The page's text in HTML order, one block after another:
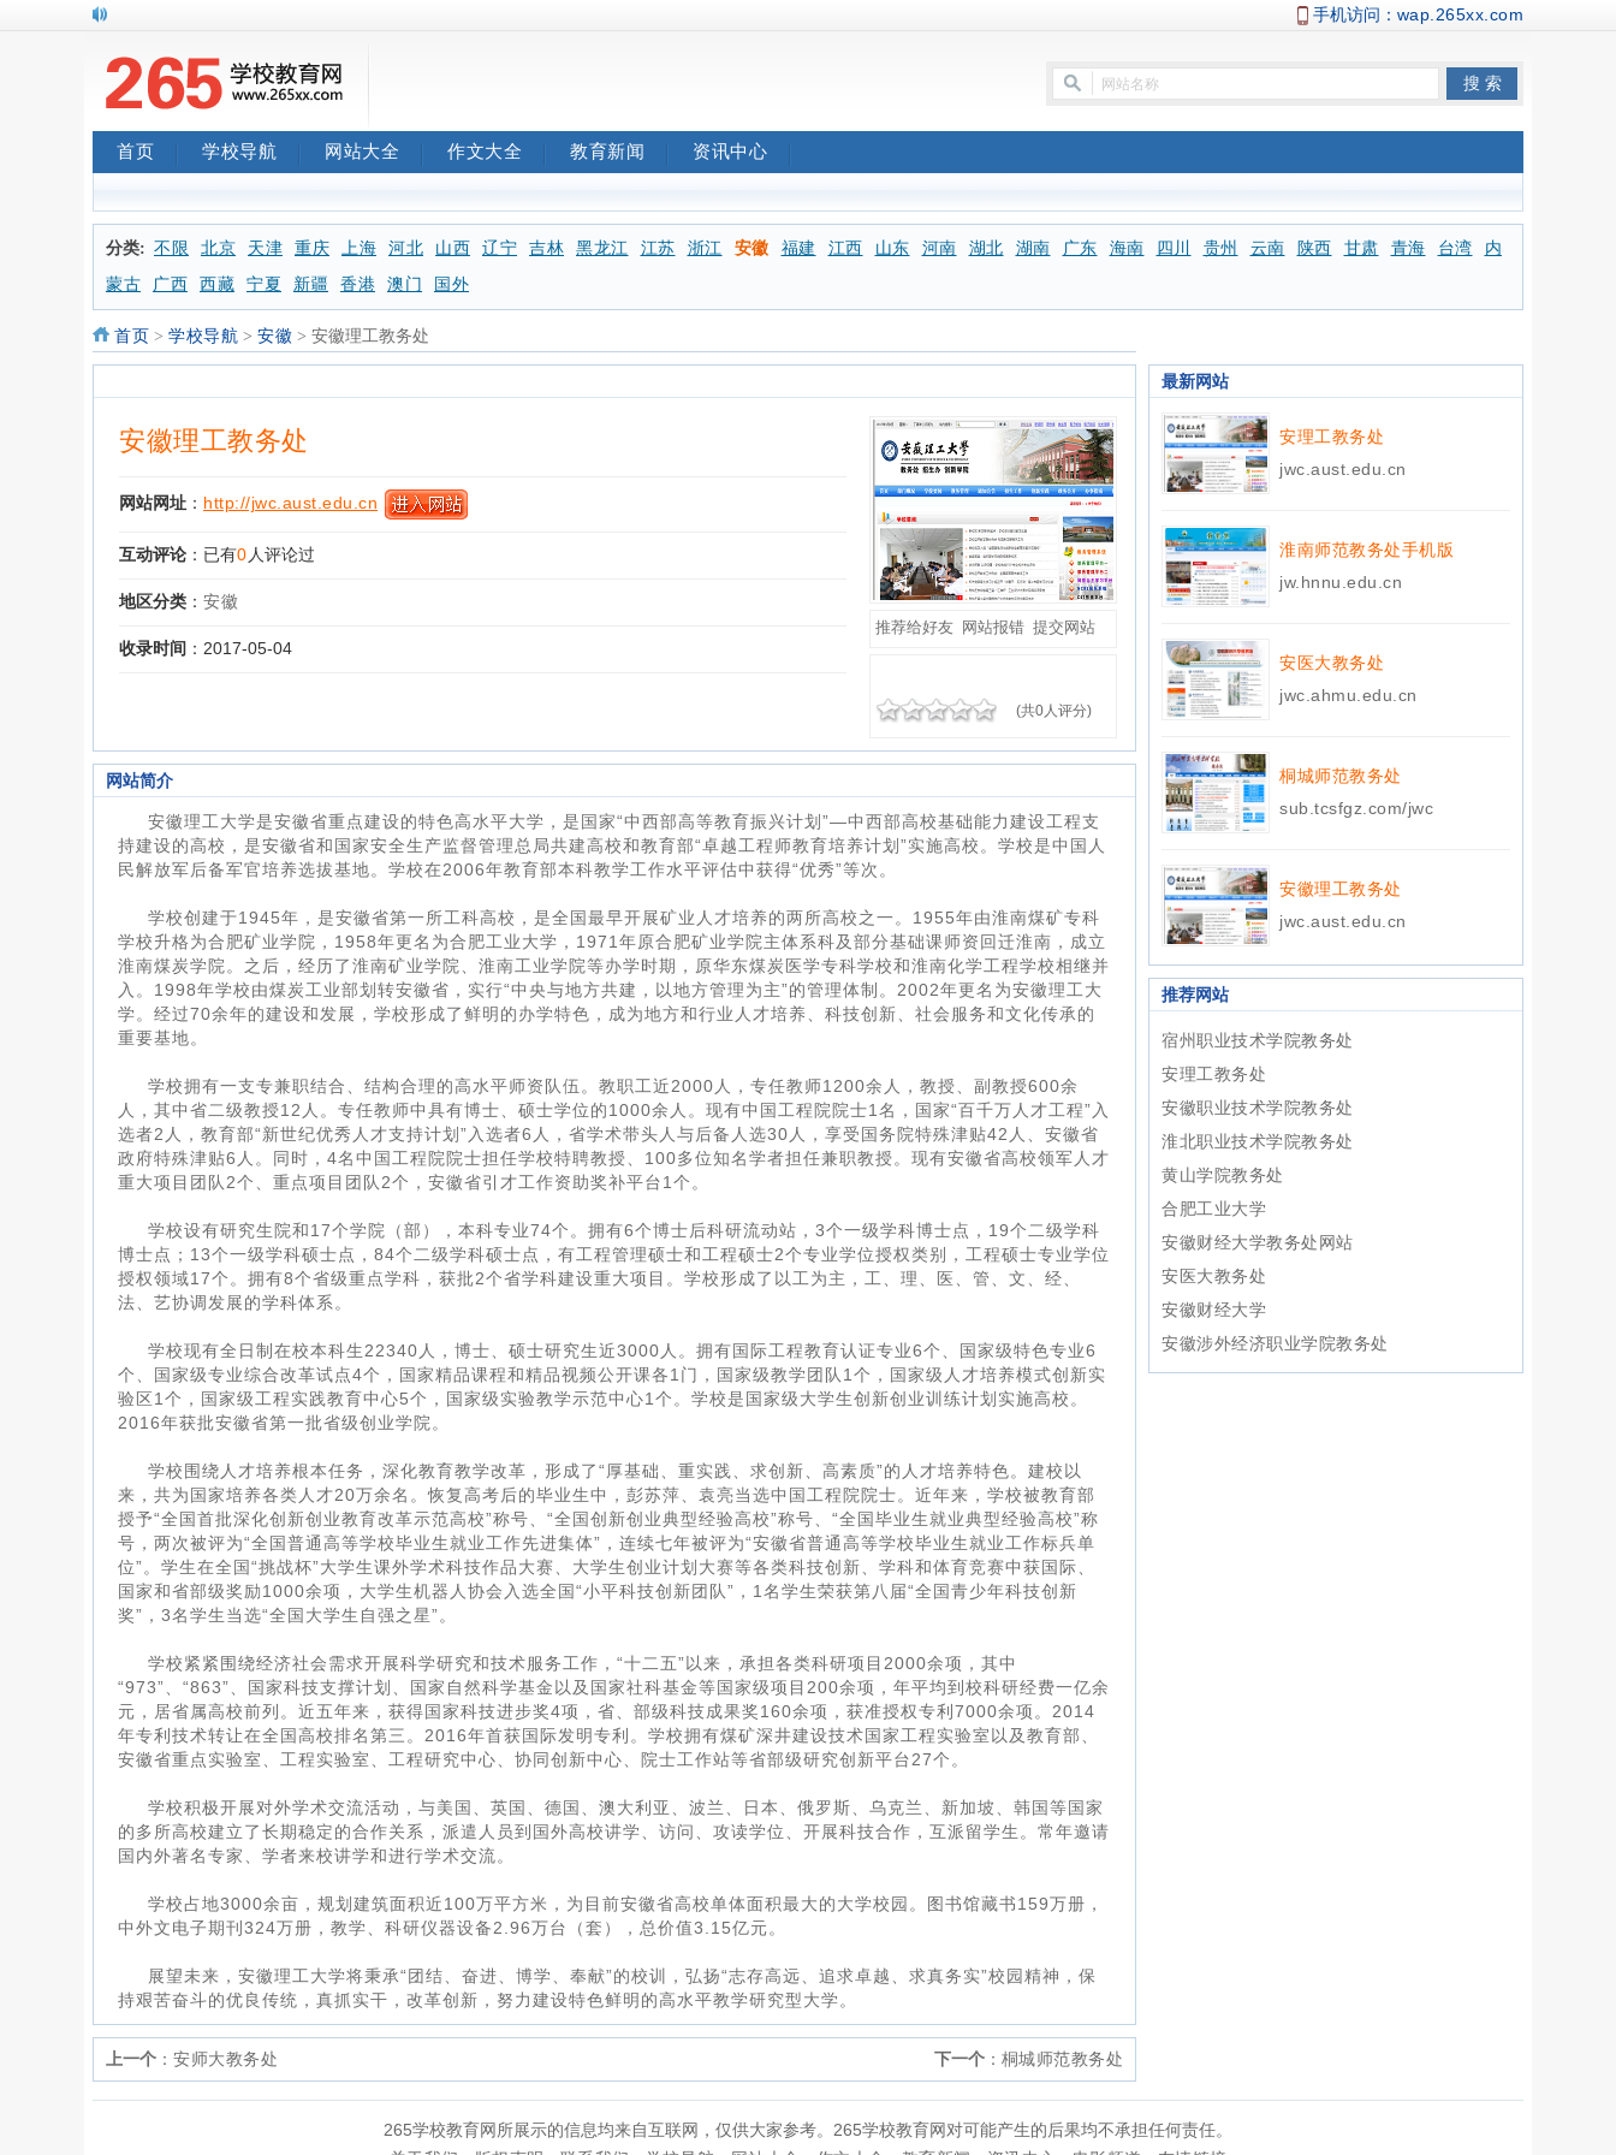
手机访问： wap.265xx.com
首页 学校导航 网站大全 作文大全 教育新闻 资讯中心
分类: 不限 北京 天津 重庆 上海 河北 山西 辽宁 吉林 黑龙江 江苏 浙江 安徽 福建 江西 山东 河南 湖北 湖南 广东 海南 四川 贵州 云南 陕西 甘肃 青海 台湾
内
蒙古
广西 西藏 宁夏 新疆 香港 澳门 国外
首页 > 学校导航 > 安徽 > 安徽理工教务处
安徽理工教务处
网站网址 ： http://jwc.aust.edu.cn
互动评论 ：已有0 人评论过
地区分类 ： 安徽
收录时间 ：2017-05-04
推荐给好友 网站报错 提交网站
(共0人评分)
网站简介
安徽理工大学是安徽省重点建设的特色高水平大学，是国家“中西部高等教育振兴计划”—中西部高校基础能力建设工程支
持建设的高校，是安徽省和国家安全生产监督管理总局共建高校和教育部“卓越工程师教育培养计划”实施高校。学校是中国人
民解放军后备军官培养选拔基地。学校在2006年教育部本科教学工作水平评估中获得“优秀”等次。
学校创建于1945年，是安徽省第一所工科高校，是全国最早开展矿业人才培养的两所高校之一。1955年由淮南煤矿专科
学校升格为合肥矿业学院，1958年更名为合肥工业大学，1971年原合肥矿业学院主体系科及部分基础课师资回迁淮南，成立
淮南煤炭学院。之后，经历了淮南矿业学院、淮南工业学院等办学时期，原华东煤炭医学专科学校和淮南化学工程学校相继并
入。1998年学校由煤炭工业部划转安徽省，实行“中央与地方共建，以地方管理为主”的管理体制。2002年更名为安徽理工大
学。经过70余年的建设和发展，学校形成了鲜明的办学特色，成为地方和行业人才培养、科技创新、社会服务和文化传承的
重要基地。
学校拥有一支专兼职结合、结构合理的高水平师资队伍。教职工近2000人，专任教师1200余人，教授、副教授600余
人，其中省二级教授12人。专任教师中具有博士、硕士学位的1000余人。现有中国工程院院士1名，国家“百千万人才工程”入
选者2人，教育部“新世纪优秀人才支持计划”入选者6人，省学术带头人与后备人选30人，享受国务院特殊津贴42人、安徽省
政府特殊津贴6人。同时，4名中国工程院院士担任学校特聘教授、100多位知名学者担任兼职教授。现有安徽省高校领军人才
重大项目团队2个、重点项目团队2个，安徽省引才工作资助奖补平台1个。
学校设有研究生院和17个学院（部），本科专业74个。拥有6个博士后科研流动站，3个一级学科博士点，19个二级学科
博士点；13个一级学科硕士点，84个二级学科硕士点，有工程管理硕士和工程硕士2个专业学位授权类别，工程硕士专业学位
授权领域17个。拥有8个省级重点学科，获批2个省学科建设重大项目。学校形成了以工为主，工、理、医、管、文、经、
法、艺协调发展的学科体系。
学校现有全日制在校本科生22340人，博士、硕士研究生近3000人。拥有国际工程教育认证专业6个、国家级特色专业6
个、国家级专业综合改革试点4个，国家精品课程和精品视频公开课各1门，国家级教学团队1个，国家级人才培养模式创新实
验区1个，国家级工程实践教育中心5个，国家级实验教学示范中心1个。学校是国家级大学生创新创业训练计划实施高校。
2016年获批安徽省第一批省级创业学院。
学校围绕人才培养根本任务，深化教育教学改革，形成了“厚基础、重实践、求创新、高素质”的人才培养特色。建校以
来，共为国家培养各类人才20万余名。恢复高考后的毕业生中，彭苏萍、袁亮当选中国工程院院士。近年来，学校被教育部
授予“全国首批深化创新创业教育改革示范高校”称号、“全国创新创业典型经验高校”称号、“全国毕业生就业典型经验高校”称
号，两次被评为“全国普通高等学校毕业生就业工作先进集体”，连续七年被评为“安徽省普通高等学校毕业生就业工作标兵单
位”。学生在全国“挑战杯”大学生课外学术科技作品大赛、大学生创业计划大赛等各类科技创新、学科和体育竞赛中获国际、
国家和省部级奖励1000余项，大学生机器人协会入选全国“小平科技创新团队”，1名学生荣获第八届“全国青少年科技创新
奖”，3名学生当选“全国大学生自强之星”。
学校紧紧围绕经济社会需求开展科学研究和技术服务工作，“十二五”以来，承担各类科研项目2000余项，其中
“973”、“863”、国家科技支撑计划、国家自然科学基金以及国家社科基金等国家级项目200余项，年平均到校科研经费一亿余
元，居省属高校前列。近五年来，获得国家科技进步奖4项，省、部级科技成果奖160余项，获准授权专利7000余项。2014
年专利技术转让在全国高校排名第三。2016年首获国际发明专利。学校拥有煤矿深井建设技术国家工程实验室以及教育部、
安徽省重点实验室、工程实验室、工程研究中心、协同创新中心、院士工作站等省部级研究创新平台27个。
学校积极开展对外学术交流活动，与美国、英国、德国、澳大利亚、波兰、日本、俄罗斯、乌克兰、新加坡、韩国等国家
的多所高校建立了长期稳定的合作关系，派遣人员到国外高校讲学、访问、攻读学位、开展科技合作，互派留学生。常年邀请
国内外著名专家、学者来校讲学和进行学术交流。
学校占地3000余亩，规划建筑面积近100万平方米，为目前安徽省高校单体面积最大的大学校园。图书馆藏书159万册，
中外文电子期刊324万册，教学、科研仪器设备2.96万台（套），总价值3.15亿元。
展望未来，安徽理工大学将秉承“团结、奋进、博学、奉献”的校训，弘扬“志存高远、追求卓越、求真务实”校园精神，保
持艰苦奋斗的优良传统，真抓实干，改革创新，努力建设特色鲜明的高水平教学研究型大学。
上一个 ： 安师大教务处 下一个： 桐城师范教务处
最新网站
安理工教务处
jwc.aust.edu.cn
淮南师范教务处手机版
jw.hnnu.edu.cn
安医大教务处
jwc.ahmu.edu.cn
桐城师范教务处
sub.tcsfgz.com/jwc
安徽理工教务处
jwc.aust.edu.cn
推荐网站
宿州职业技术学院教务处
安理工教务处
安徽职业技术学院教务处
淮北职业技术学院教务处
黄山学院教务处
合肥工业大学
安徽财经大学教务处网站
安医大教务处
安徽财经大学
安徽涉外经济职业学院教务处
265学校教育网所展示的信息均来自互联网，仅供大家参考。265学校教育网对可能产生的后果均不承担任何责任。